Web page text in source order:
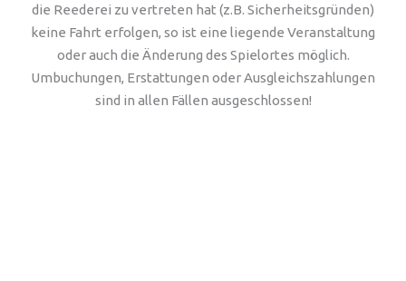
die Reederei zu vertreten hat (z.B. Sicherheitsgründen)
keine Fahrt erfolgen, so ist eine liegende Veranstaltung
oder auch die Änderung des Spielortes möglich.
Umbuchungen, Erstattungen oder Ausgleichszahlungen
sind in allen Fällen ausgeschlossen!